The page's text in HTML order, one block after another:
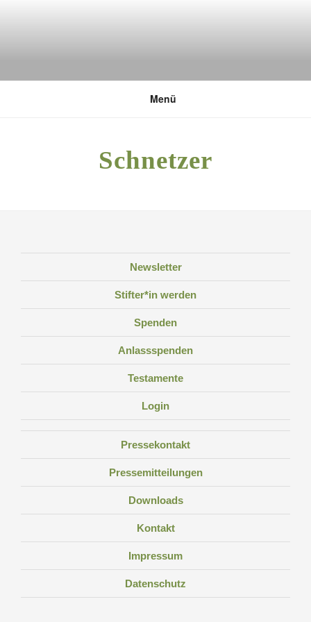
DEUTSCHE UMWELTSTIFTUNG
Menü
Schnetzer
Newsletter
Stifter*in werden
Spenden
Anlassspenden
Testamente
Login
Pressekontakt
Pressemitteilungen
Downloads
Kontakt
Impressum
Datenschutz